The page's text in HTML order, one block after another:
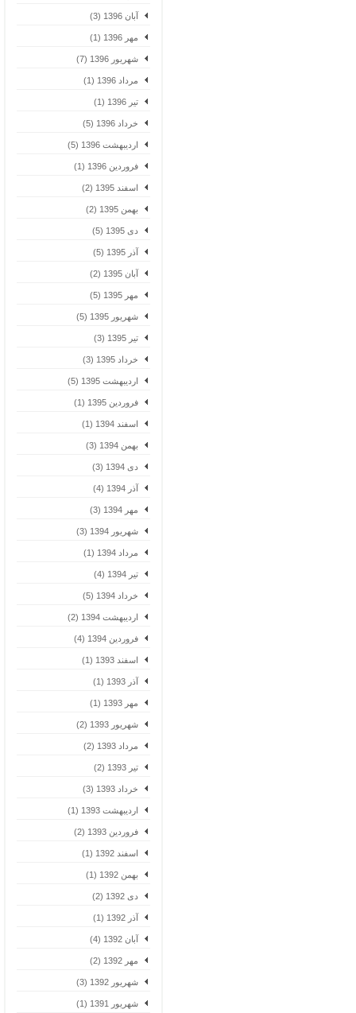
آبان 1396 (3)
مهر 1396 (1)
شهریور 1396 (7)
مرداد 1396 (1)
تیر 1396 (1)
خرداد 1396 (5)
اردیبهشت 1396 (5)
فروردین 1396 (1)
اسفند 1395 (2)
بهمن 1395 (2)
دی 1395 (5)
آذر 1395 (5)
آبان 1395 (2)
مهر 1395 (5)
شهریور 1395 (5)
تیر 1395 (3)
خرداد 1395 (3)
اردیبهشت 1395 (5)
فروردین 1395 (1)
اسفند 1394 (1)
بهمن 1394 (3)
دی 1394 (3)
آذر 1394 (4)
مهر 1394 (3)
شهریور 1394 (3)
مرداد 1394 (1)
تیر 1394 (4)
خرداد 1394 (5)
اردیبهشت 1394 (2)
فروردین 1394 (4)
اسفند 1393 (1)
آذر 1393 (1)
مهر 1393 (1)
شهریور 1393 (2)
مرداد 1393 (2)
تیر 1393 (2)
خرداد 1393 (3)
اردیبهشت 1393 (1)
فروردین 1393 (2)
اسفند 1392 (1)
بهمن 1392 (1)
دی 1392 (2)
آذر 1392 (1)
آبان 1392 (4)
مهر 1392 (2)
شهریور 1392 (3)
شهریور 1391 (1)